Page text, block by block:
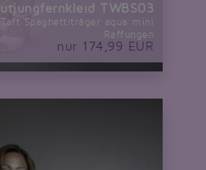
TWBS03
Spaghettiträger aqua mini
Raffungen
nur 174,99 EUR